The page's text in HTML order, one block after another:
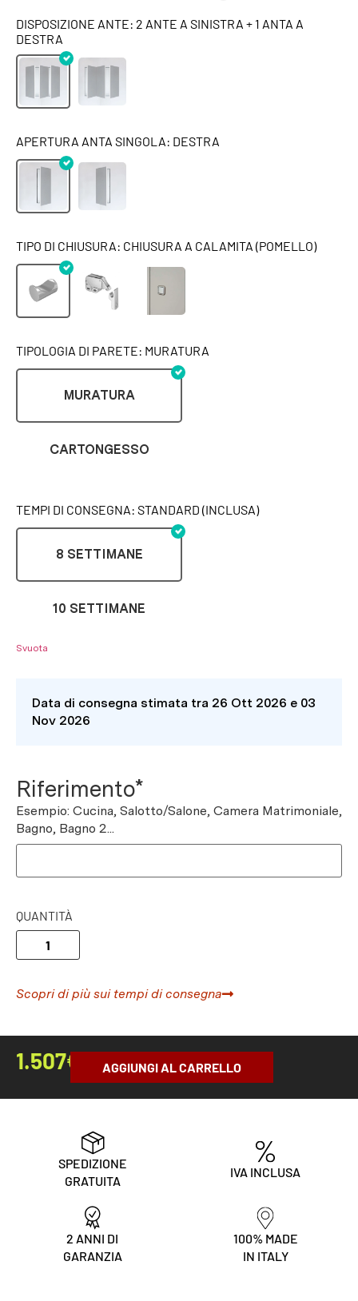
DISPOSIZIONE ANTE: 2 ANTE A SINISTRA + 1 ANTA A
DESTRA
APERTURA ANTA SINGOLA: DESTRA
TIPO DI CHIUSURA: CHIUSURA A CALAMITA (POMELLO)
TIPOLOGIA DI PARETE: MURATURA
MURATURA
CARTONGESSO
TEMPI DI CONSEGNA: STANDARD (INCLUSA)
8 SETTIMANE
10 SETTIMANE
Svuota
Data di consegna stimata tra 26 Ott 2026 e 03
Nov 2026
Riferimento*
Esempio: Cucina, Salotto/Salone, Camera Matrimoniale,
Bagno, Bagno 2...
QUANTITÀ
Scopri di più sui tempi di consegna
1.507€ AGGIUNGI AL CARRELLO
SPEDIZIONE
GRATUITA
IVA INCLUSA
2 ANNI DI
GARANZIA
100% MADE
IN ITALY